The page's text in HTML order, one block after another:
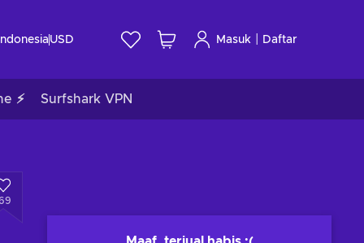
USD Masuk Daftar
⚡ Surfshark VPN